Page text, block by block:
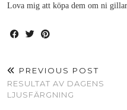
Lova mig att köpa dem om ni gillar
PREVIOUS POST
RESULTAT AV DAGENS
LJUSFÄRGNING